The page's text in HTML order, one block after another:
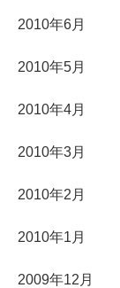
2010年6月
2010年5月
2010年4月
2010年3月
2010年2月
2010年1月
2009年12月